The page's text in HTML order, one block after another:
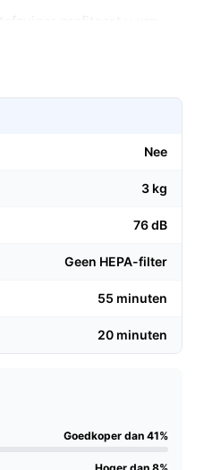
schoonmaken
op de laagste stand,
schoonmaken zonder
bereikbare plekken, zoals
hoeken te ontdekken,
drukbezette gezinnen,
Met
accessoires is
met beperkte fysieke
Nee
3 kg
76 dB
Geen HEPA-filter
55 minuten
20 minuten
Goedkoper dan 41%